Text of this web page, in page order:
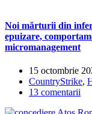
Noi mărturii din
epuizare,
micromanagement
15 octombrie
CountryStrike,
13 comentarii